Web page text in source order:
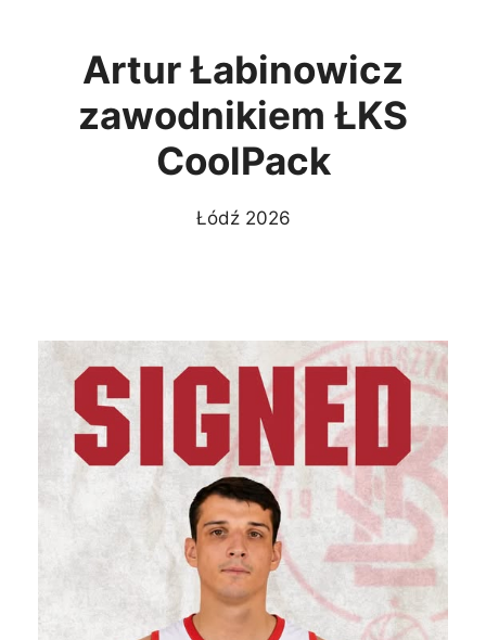
Artur Łabinowicz
zawodnikiem ŁKS
CoolPack
Łódź 2026